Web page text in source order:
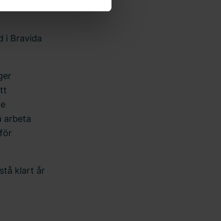
och hur du kan kontakta
i Bravida
arbeta
klart år